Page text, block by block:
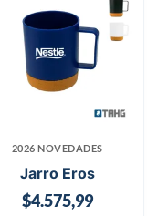
2026 NOVEDADES
Jarro Eros
$4.575,99